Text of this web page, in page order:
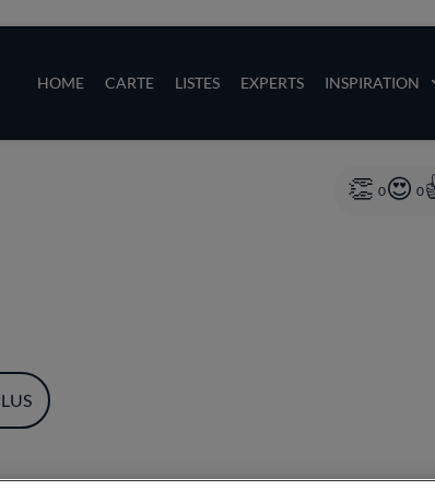
Aller au contenu principal
HOME CARTE LISTES EXPERTS INSPIRATION
0 0